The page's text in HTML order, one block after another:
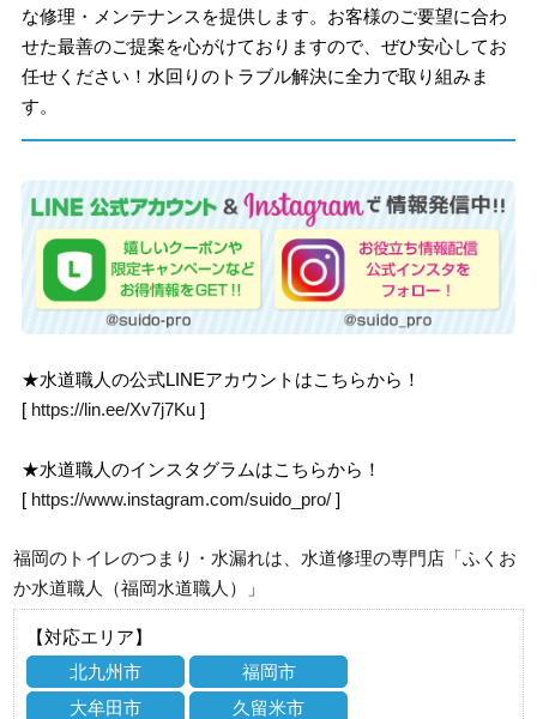
な修理・メンテナンスを提供します。お客様のご要望に合わ
せた最善のご提案を心がけておりますので、ぜひ安心してお
任せください！水回りのトラブル解決に全力で取り組みま
す。
★水道職人の公式LINEアカウントはこちらから！
[ https://lin.ee/Xv7j7Ku ]
★水道職人のインスタグラムはこちらから！
[ https://www.instagram.com/suido_pro/ ]
福岡のトイレのつまり・水漏れは、水道修理の専門店「ふくお
か水道職人（福岡水道職人）」
【対応エリア】
北九州市
福岡市
大牟田市
久留米市